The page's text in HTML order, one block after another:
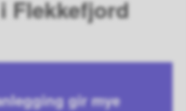
Flekkefjord
gir mye